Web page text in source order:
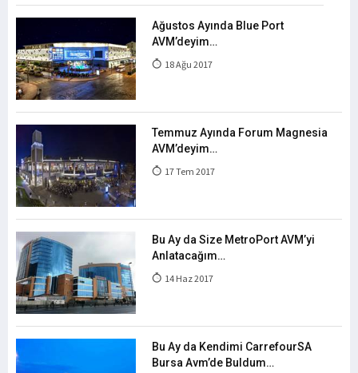
Ağustos Ayında Blue Port
AVM’deyim…
18 Ağu 2017
Temmuz Ayında Forum Magnesia
AVM’deyim…
17 Tem 2017
Bu Ay da Size MetroPort AVM’yi
Anlatacağım…
14 Haz 2017
Bu Ay da Kendimi CarrefourSA
Bursa Avm’de Buldum…